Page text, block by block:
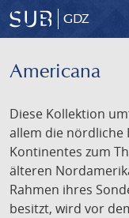
GDZ
Americana
Diese Kollektion
allem die nördliche
Kontinentes zum
älteren
Rahmen ihres
besitzt, wird vor